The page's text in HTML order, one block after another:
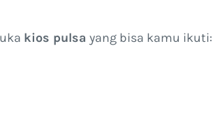
kios pulsa yang bisa kamu ikuti: